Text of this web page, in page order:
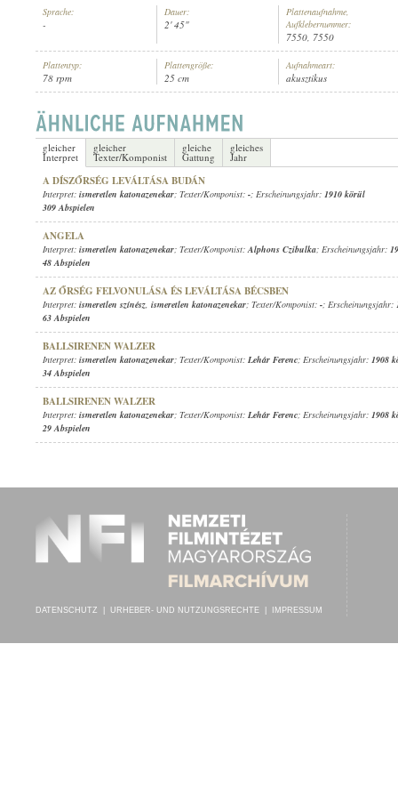
Sprache:
-
Dauer:
2' 45"
Plattenaufnahme,
Aufklebernummer:
7550, 7550
Plattentyp:
78 rpm
Plattengröße:
25 cm
Aufnahmeart:
akusztikus
gleicher
Interpret
gleicher
Texter/Komponist
gleiche
Gattung
gleiches
Jahr
A DÍSZŐRSÉG LEVÁLTÁSA BUDÁN
Interpret: ismeretlen katonazenekar; Texter/Komponist: -; Erscheinungsjahr: 1910 körül
309 Abspielen
ANGELA
Interpret: ismeretlen katonazenekar; Texter/Komponist:Alphons Czibulka; Erscheinungsjahr:
48 Abspielen
AZ ŐRSÉG FELVONULÁSA ÉS LEVÁLTÁSA BÉCSBEN
Interpret: ismeretlen színész, ismeretlen katonazenekar; Texter/Komponist: -; Erscheinungsjahr:
63 Abspielen
BALLSIRENEN WALZER
Interpret: ismeretlen katonazenekar; Texter/Komponist: Lehár Ferenc; Erscheinungsjahr: 1908
34 Abspielen
BALLSIRENEN WALZER
Interpret: ismeretlen katonazenekar; Texter/Komponist: Lehár Ferenc; Erscheinungsjahr: 1908
29 Abspielen
DATENSCHUTZ URHEBER- UND NUTZUNGSRECHTE IMPRESSUM